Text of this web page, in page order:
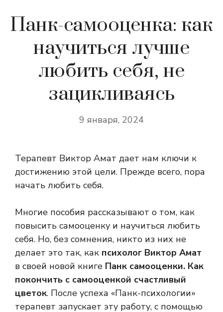
Панк-самооценка: как
научиться лучше
любить себя, не
зацикливаясь
9 января, 2024
Терапевт Виктор Амат дает нам ключи к
достижению этой цели. Прежде всего, пора
начать любить себя.
Многие пособия рассказывают о том, как
повысить самооценку и научиться любить
себя. Но, без сомнения, никто из них не
делает это так, как психолог Виктор Амат
в своей новой книге Панк самооценки. Как
покончить с самооценкой счастливый
цветок. После успеха «Панк-психологии»
терапевт запускает эту работу, с помощью